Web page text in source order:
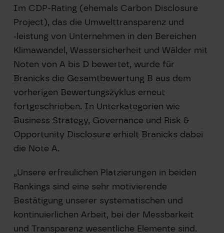
Im CDP-Rating (ehemals Carbon Disclosure
Project), das die Umwelttransparenz und
‑leistung von Unternehmen in den Bereichen
Klimawandel, Wassersicherheit und Wälder mit
Noten von A bis D bewertet, wurde für
Branicks die Gesamtbewertung B aus dem
vorherigen Bewertungszyklus erneut
fortgeschrieben. In Unterkategorien wie
Business Strategy, Governance und Risk &
Opportunity Disclosure erhielt Branicks dabei
die Note A.
„Unsere erfreulichen Platzierungen in beiden
Rankings sind eine sehr motivierende
Bestätigung unserer systematischen und
kontinuierlichen Arbeit, bei der Messbarkeit
und Transparenz wesentliche Elemente sind.